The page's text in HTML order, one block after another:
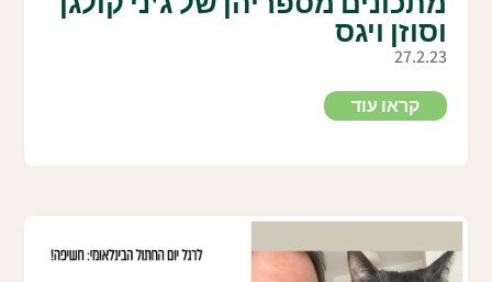
וסוזן ויגס
27.2.23
קראו עוד